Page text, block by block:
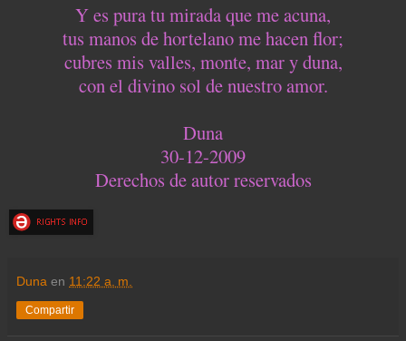
Y es pura tu mirada que me acuna,
tus manos de hortelano me hacen flor;
cubres mis valles, monte, mar y duna,
con el divino sol de nuestro amor.
Duna
30-12-2009
Derechos de autor reservados
Duna en 11:22 a. m.
Compartir